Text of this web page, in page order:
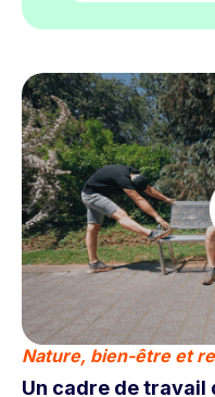
Nature, bien-être et
Un cadre de travail